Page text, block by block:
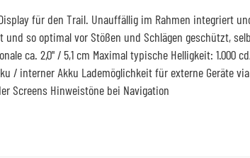
für den Trail. Unauffällig im Rahmen integriert
so optimal vor Stößen und Schlägen geschützt,
ca. 2,0" / 5,1 cm Maximal typische Helligkeit: 1.000
/ interner Akku Lademöglichkeit für externe Geräte
Screens Hinweistöne bei Navigation